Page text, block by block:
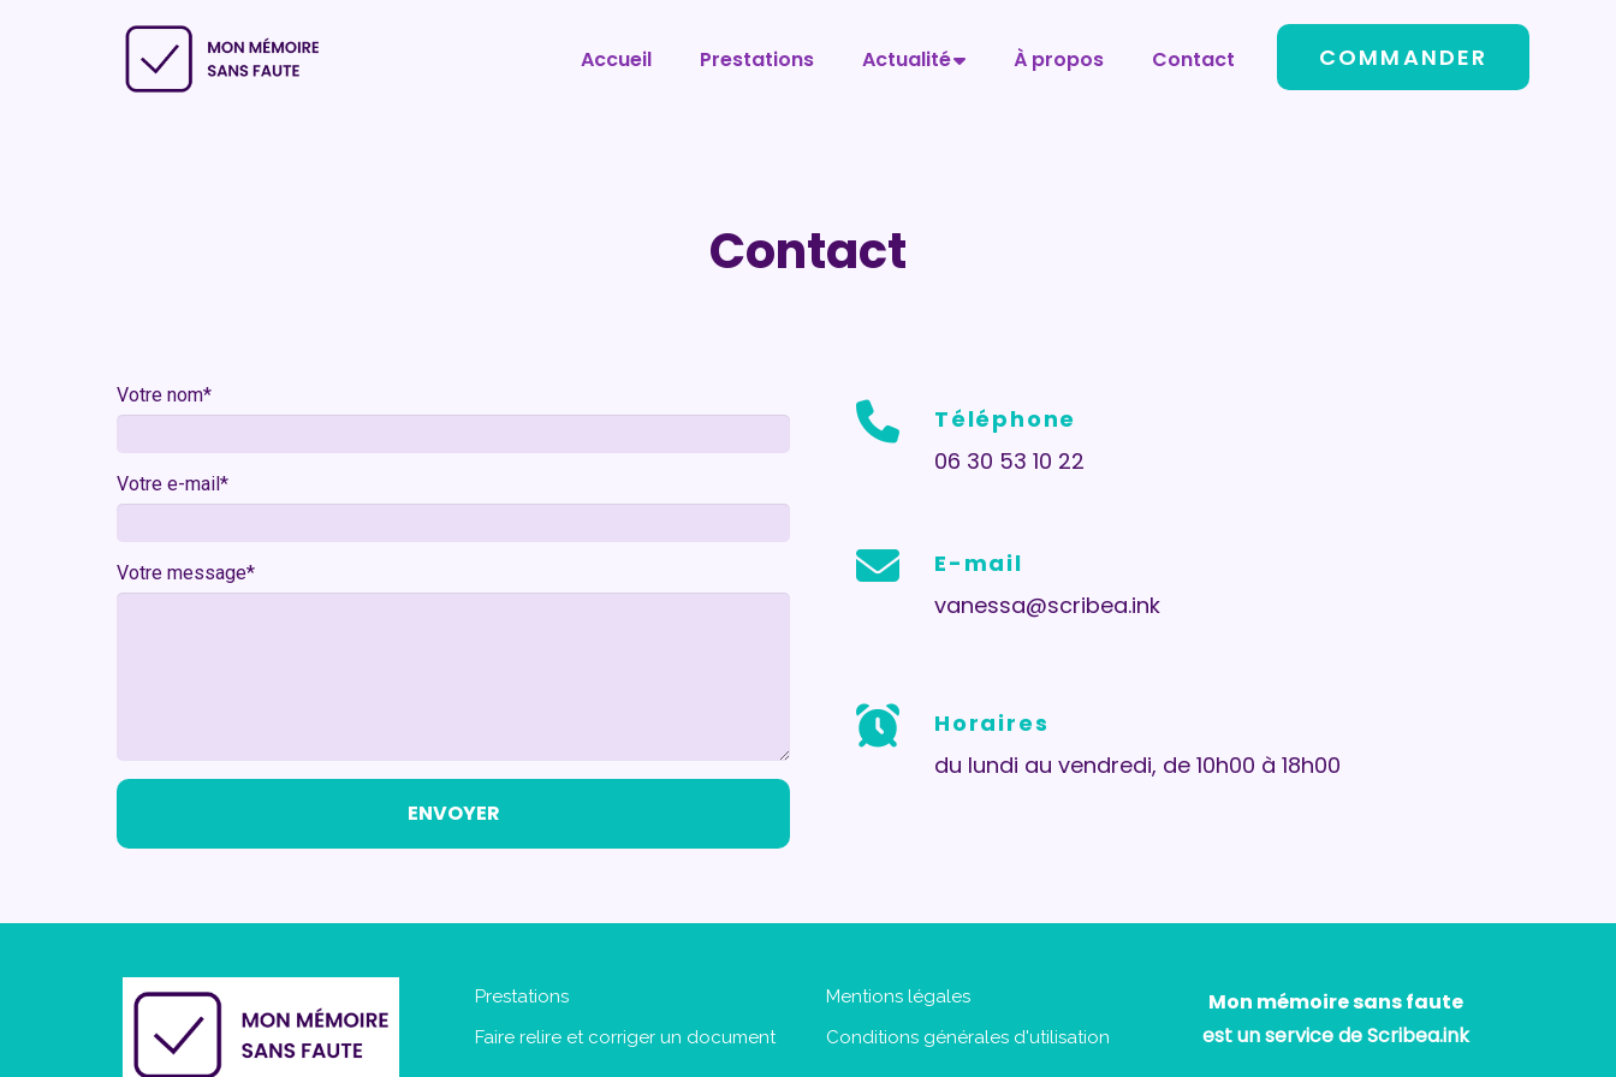
Accueil Prestations Actualité À propos Contact COMMANDER
Contact
Votre nom*
Votre e-mail*
Votre message*
ENVOYER
Téléphone
06 30 53 10 22
E-mail
vanessa@scribea.ink
Horaires
du lundi au vendredi, de 10h00 à 18h00
Prestations
Faire relire et corriger un document
Mentions légales
Conditions générales d'utilisation
Mon mémoire sans faute
​​​​​​​est un service de Scribea.ink